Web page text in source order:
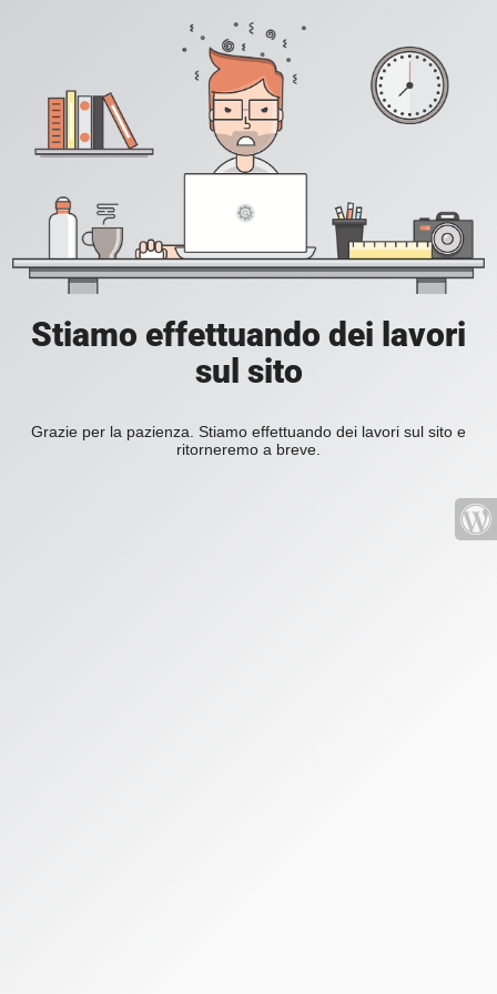
Stiamo effettuando dei lavori
sul sito
Grazie per la pazienza. Stiamo effettuando dei lavori sul sito e
ritorneremo a breve.